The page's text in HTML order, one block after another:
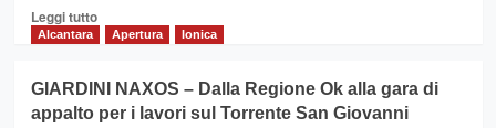
i
lavori
San
Giovanni
Leggi tuttoLeggi
GIARDINI
NAXOS
Alcantara Apertura Ionica
GIARDINI NAXOS – Dalla Regione Ok alla gara di
appalto per i lavori sul Torrente San Giovanni